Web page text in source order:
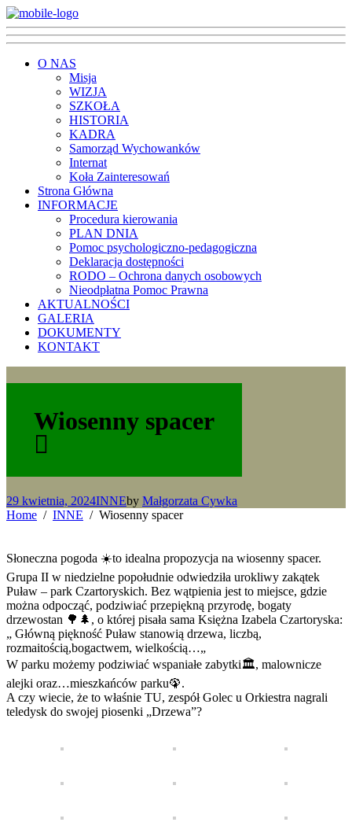
O NAS
Misja
WIZJA
SZKOŁA
HISTORIA
KADRA
Samorząd Wychowanków
Internat
Koła Zainteresowań
Strona Główna
INFORMACJE
Procedura kierowania
PLAN DNIA
Pomoc psychologiczno-pedagogiczna
Deklaracja dostępności
RODO – Ochrona danych osobowych
Nieodpłatna Pomoc Prawna
AKTUALNOŚCI
GALERIA
DOKUMENTY
KONTAKT
Wiosenny spacer
29 kwietnia, 2024INNEby Małgorzata Cywka
Home
INNE Wiosenny spacer
Słoneczna pogoda ☀️to idealna propozycja na wiosenny spacer.
Grupa II w niedzielne popołudnie odwiedziła urokliwy zakątek
Puław – park Czartoryskich. Bez wątpienia jest to miejsce, gdzie
można odpocząć, podziwiać przepiękną przyrodę, bogaty
drzewostan 🌳🌲, o której pisała sama Księżna Izabela Czartoryska:
„ Główną piękność Puław stanowią drzewa, liczbą,
rozmaitością,bogactwem, wielkością…„
W parku możemy podziwiać wspaniałe zabytki🏛️, malownicze
alejki oraz…mieszkańców parku🦚.
A czy wiecie, że to właśnie TU, zespół Golec u Orkiestra nagrali
teledysk do swojej piosenki „Drzewa”?